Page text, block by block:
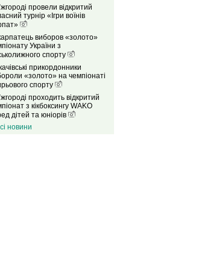
провели відкритий
турнір «Ігри воїнів
виборов «золото»
України з
спорту
прикордонники
«золото» на чемпіонаті
спорту
проходить відкритий
з кікбоксингу WAKO
дітей та юніорів
новини